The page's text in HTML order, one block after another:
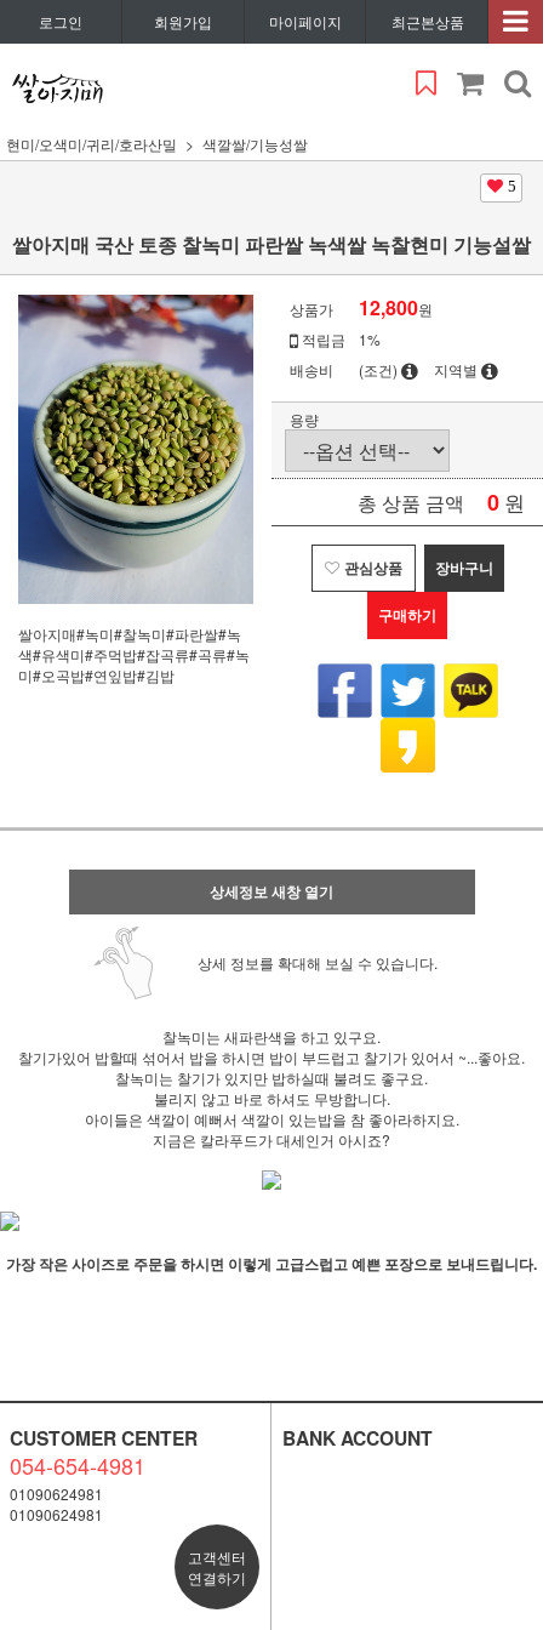
로그인 회원가입 마이페이지 최근본상품
현미/오색미/귀리/호라산밀 색깔쌀/기능성쌀
5
쌀아지매 국산 토종 찰녹미 파란쌀 녹색쌀 녹찰현미 기능설쌀
쌀아지매#녹미#찰녹미#파란쌀#녹
색#유색미#주먹밥#잡곡류#곡류#녹
미#오곡밥#연잎밥#김밥
상품가 12,800원
적립금
1%
배송비
(조건) 지역별
용량
총 상품 금액 0 원
관심상품 장바구니
구매하기
상세정보 새창 열기
상세 정보를 확대해 보실 수 있습니다.
찰녹미는 새파란색을 하고 있구요.
찰기가있어 밥할때 섞어서 밥을 하시면 밥이 부드럽고 찰기가 있어서 ~...좋아요.
찰녹미는 찰기가 있지만 밥하실때 불려도 좋구요.
불리지 않고 바로 하셔도 무방합니다.
아이들은 색깔이 예뻐서 색깔이 있는밥을 참 좋아라하지요.
지금은 칼라푸드가 대세인거 아시죠?
가장 작은 사이즈로 주문을 하시면 이렇게 고급스럽고 예쁜 포장으로 보내드립니다.
CUSTOMER CENTER
054-654-4981
01090624981
01090624981
고객센터
연결하기
BANK ACCOUNT